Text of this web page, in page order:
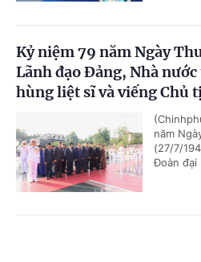
Kỷ niệm 79 năm Ngày
Lãnh đạo Đảng, Nhà
hùng liệt sĩ và viếng Chủ
năm
(27/7/
Đoàn đại